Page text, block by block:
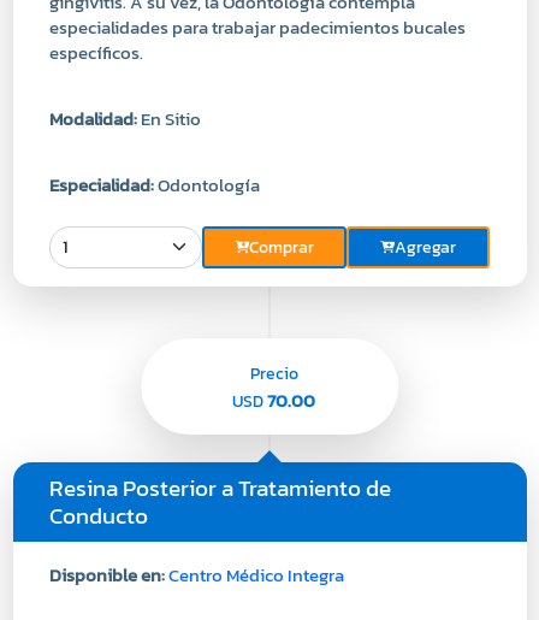
Modalidad:En Sitio
Especialidad:Odontología
Comprar
Resina Posterior a Tratamiento de
Disponible en:
Descripcion:La Odontología es una especialidad
70.00